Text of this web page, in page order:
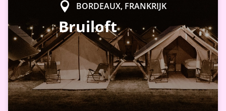
BORDEAUX, FRANKRIJK
Bruiloft